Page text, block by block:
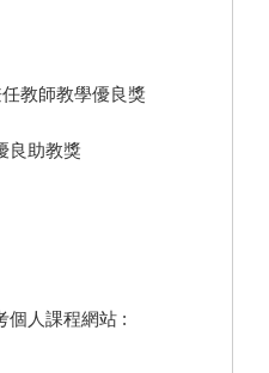
教師教學優良獎
良助教獎
個人課程網站 :